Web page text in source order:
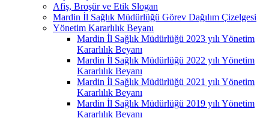
Afiş, Broşür ve Etik Slogan
Mardin İl Sağlık Müdürlüğü Görev Dağılım Çizelgesi
Yönetim Kararlılık Beyanı
Mardin İl Sağlık Müdürlüğü 2023 yılı Yönetim
Kararlılık Beyanı
Mardin İl Sağlık Müdürlüğü 2022 yılı Yönetim
Kararlılık Beyanı
Mardin İl Sağlık Müdürlüğü 2021 yılı Yönetim
Kararlılık Beyanı
Mardin İl Sağlık Müdürlüğü 2019 yılı Yönetim
Kararlılık Beyanı